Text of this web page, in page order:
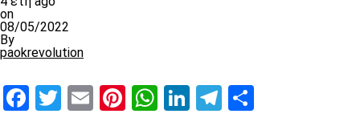
on
08/05/2022
By
paokrevolution
Facebook
Twitter
EmailPinterest
WhatsApp
LinkedIn
Telegram